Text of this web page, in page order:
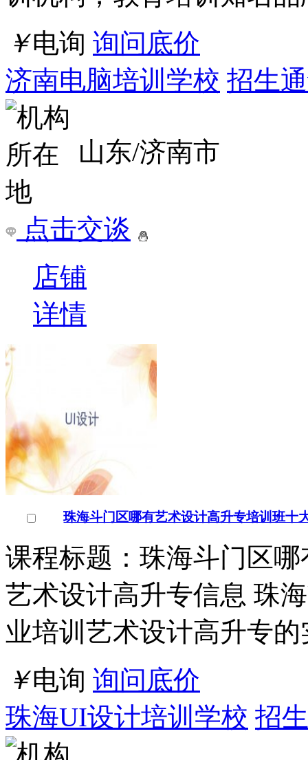
￥电询 询问底价
济南电脑培训学校 招生
山东/济南市
点击交谈
店铺
详情
珠海斗门区哪有艺术设计高升专培训班十
课程标题：珠海斗门区
艺术设计高升专信息 珠
业培训艺术设计高升专的
￥电询 询问底价
珠海UI设计培训学校 招